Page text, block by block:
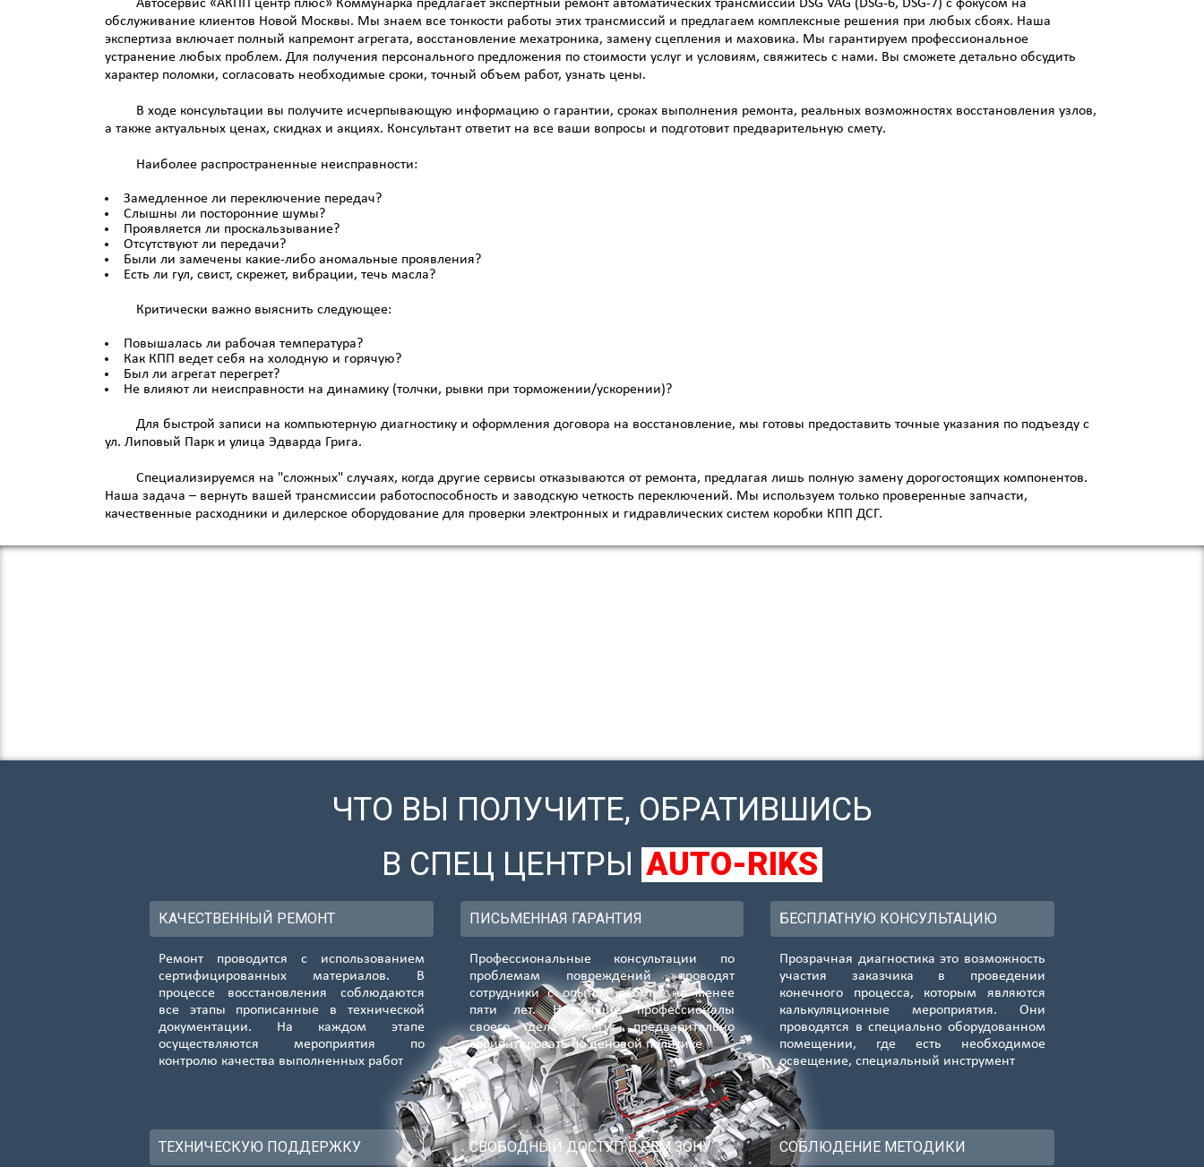
Автосервис «АКПП центр плюс» Коммунарка предлагает экспертный ремонт автоматических трансмиссий DSG VAG (DSG-6, DSG-7) с фокусом на
обслуживание клиентов Новой Москвы. Мы знаем все тонкости работы этих трансмиссий и предлагаем комплексные решения при любых сбоях. Наша
экспертиза включает полный капремонт агрегата, восстановление мехатроника, замену сцепления и маховика. Мы гарантируем профессиональное
устранение любых проблем. Для получения персонального предложения по стоимости услуг и условиям, свяжитесь с нами. Вы сможете детально обсудить
характер поломки, согласовать необходимые сроки, точный объем работ, узнать цены.
В ходе консультации вы получите исчерпывающую информацию о гарантии, сроках выполнения ремонта, реальных возможностях восстановления узлов,
а также актуальных ценах, скидках и акциях. Консультант ответит на все ваши вопросы и подготовит предварительную смету.
Наиболее распространенные неисправности:
Замедленное ли переключение передач?
Слышны ли посторонние шумы?
Проявляется ли проскальзывание?
Отсутствуют ли передачи?
Были ли замечены какие-либо аномальные проявления?
Есть ли гул, свист, скрежет, вибрации, течь масла?
Критически важно выяснить следующее:
Повышалась ли рабочая температура?
Как КПП ведет себя на холодную и горячую?
Был ли агрегат перегрет?
Не влияют ли неисправности на динамику (толчки, рывки при торможении/ускорении)?
Для быстрой записи на компьютерную диагностику и оформления договора на восстановление, мы готовы предоставить точные указания по подъезду с
ул. Липовый Парк и улица Эдварда Грига.
Специализируемся на "сложных" случаях, когда другие сервисы отказываются от ремонта, предлагая лишь полную замену дорогостоящих компонентов.
Наша задача – вернуть вашей трансмиссии работоспособность и заводскую четкость переключений. Мы используем только проверенные запчасти,
качественные расходники и дилерское оборудование для проверки электронных и гидравлических систем коробки КПП ДСГ.
ЧТО ВЫ ПОЛУЧИТЕ, ОБРАТИВШИСЬ
В СПЕЦ ЦЕНТРЫ AUTO-RIKS
КАЧЕСТВЕННЫЙ РЕМОНТ
Ремонт проводится с использованием
сертифицированных материалов. В
процессе восстановления соблюдаются
все этапы прописанные в технической
документации. На каждом этапе
осуществляются мероприятия по
контролю качества выполненных работ
ПИСЬМЕННАЯ ГАРАНТИЯ
Профессиональные консультации по
проблемам повреждений проводят
сотрудники с опытом работы не менее
пяти лет. Настоящие профессионалы
своего дела смогут предварительно
сориентировать по ценовой политике
БЕСПЛАТНУЮ КОНСУЛЬТАЦИЮ
Прозрачная диагностика это возможность
участия заказчика в проведении
конечного процесса, которым являются
калькуляционные мероприятия. Они
проводятся в специально оборудованном
помещении, где есть необходимое
освещение, специальный инструмент
ТЕХНИЧЕСКУЮ ПОДДЕРЖКУ СВОБОДНЫЙ ДОСТУП В РЕМ ЗОНУ СОБЛЮДЕНИЕ МЕТОДИКИ